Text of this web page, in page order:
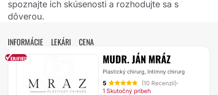
spoznajte ich skúsenosti a rozhodujte sa s
dôverou.
INFORMÁCIE LEKÁRI CENA
MUDR. JÁN MRÁZ
Plastický chirurg, Intímny chirurg
5 (10 Recenzií)·
1 Skutočný príbeh